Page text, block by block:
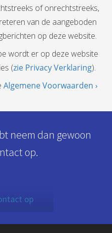
of onrechtstreeks,
van de aangeboden
op deze website.
wordt er op deze website
(zie Privacy Verklaring).
Algemene Voorwaarden ›
neem dan gewoon
op.
op